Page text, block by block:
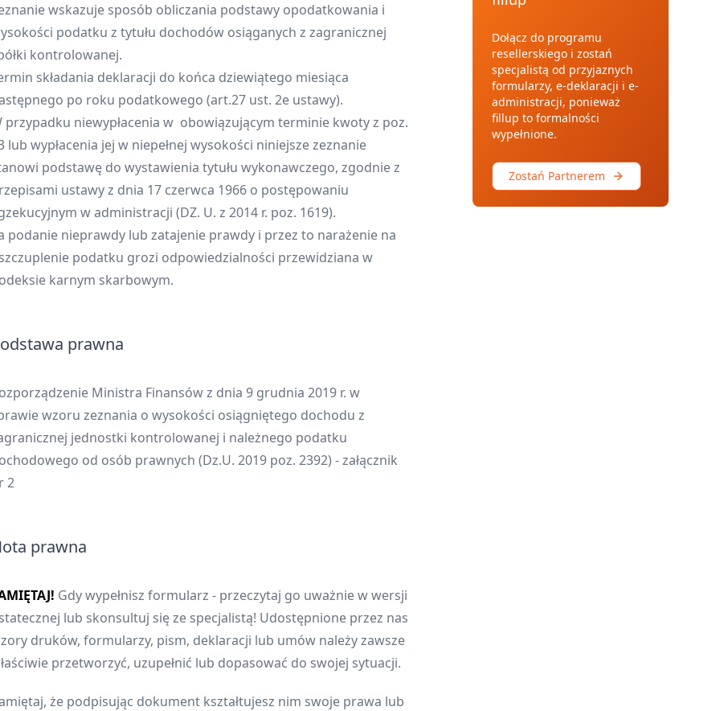
wskazuje sposób obliczania podstawy opodatkowania i
podatku z tytułu dochodów osiąganych z zagranicznej
kontrolowanej.
składania deklaracji do końca dziewiątego miesiąca
po roku podatkowego (art.27 ust. 2e ustawy).
przypadku niewypłacenia w obowiązującym terminie kwoty z poz.
lub wypłacenia jej w niepełnej wysokości niniejsze zeznanie
podstawę do wystawienia tytułu wykonawczego, zgodnie z
ustawy z dnia 17 czerwca 1966 o postępowaniu
w administracji (DZ. U. z 2014 r. poz. 1619).
podanie nieprawdy lub zatajenie prawdy i przez to narażenie na
podatku grozi odpowiedzialności przewidziana w
karnym skarbowym.
prawna
Ministra Finansów z dnia 9 grudnia 2019 r. w
wzoru zeznania o wysokości osiągniętego dochodu z
jednostki kontrolowanej i należnego podatku
od osób prawnych (Dz.U. 2019 poz. 2392) - załącznik
2
prawna
Gdy wypełnisz formularz - przeczytaj go uważnie w wersji
lub skonsultuj się ze specjalistą! Udostępnione przez nas
druków, formularzy, pism, deklaracji lub umów należy zawsze
przetworzyć, uzupełnić lub dopasować do swojej sytuacji.
że podpisując dokument kształtujesz nim swoje prawa lub
Dołącz do programu
resellerskiego i zostań
specjalistą od przyjaznych
formularzy, e-deklaracji i e-
administracji, ponieważ
fillup to formalności
wypełnione.
Zostań Partnerem